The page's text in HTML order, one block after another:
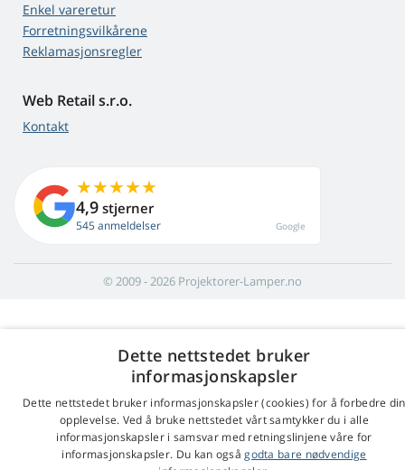
Enkel vareretur
Forretningsvilkårene
Reklamasjonsregler
Web Retail s.r.o.
Kontakt
4,9 stjerner
545 anmeldelser Google
© 2009 - 2026 Projektorer-Lamper.no
Dette nettstedet bruker
informasjonskapsler
Dette nettstedet bruker informasjonskapsler (cookies) for å forbedre din
opplevelse. Ved å bruke nettstedet vårt samtykker du i alle
informasjonskapsler i samsvar med retningslinjene våre for
informasjonskapsler. Du kan ogsågodta bare nødvendige